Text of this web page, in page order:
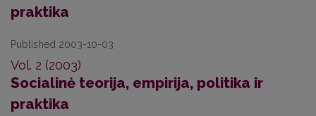
praktika
Published 2003-10-03
Vol. 2 (2003)
Socialinė teorija, empirija, politika ir
praktika